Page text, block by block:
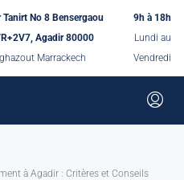
Tanirt No 8 Bensergaou
Agadir 80000
Marrackech
9h à 18h
Lundi au
Vendredi
à Agadir : Critères et Conseils